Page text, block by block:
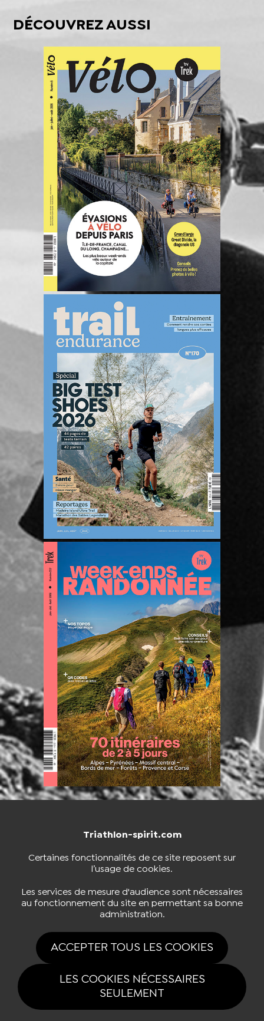
Triathlon-spirit.com
Certaines fonctionnalités de ce site reposent sur
l’usage de cookies.
Les services de mesure d'audience sont nécessaires
au fonctionnement du site en permettant sa bonne
administration.
ACCEPTER TOUS LES COOKIES
LES COOKIES NÉCESSAIRES
SEULEMENT
DÉCOUVREZ AUSSI
NOUS CONTACTER BOUTIQUE
NOUS SUIVRE
Tous drois réservés Triathlon-spirit.com 2026 |
Politique
de confidentialité|Gestion des cookies